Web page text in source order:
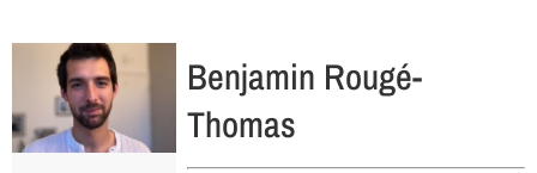
Benjamin Rougé-
Thomas